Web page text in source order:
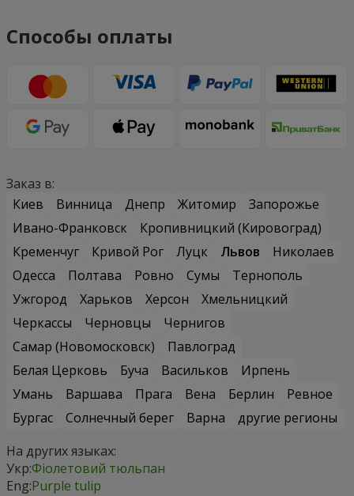
Способы оплаты
Заказ в:
Киев
Винница Днепр Житомир
Запорожье
Ивано-Франковск
Кропивницкий (Кировоград)
Кременчуг
Кривой Рог Луцк Львов
Николаев
Одесса
Полтава Ровно Сумы
Тернополь
Ужгород
Харьков Херсон
Хмельницкий
Черкассы
Черновцы
Чернигов
Самар (Новомосковск)
Павлоград
Белая Церковь
Буча Васильков
Ирпень
Умань
Варшава Прага Вена Берлин
Ревное
Бургас
Солнечный берег Варна
другие регионы
На других языках:
Укр:Фіолетовий тюльпан
Eng:Purple tulip